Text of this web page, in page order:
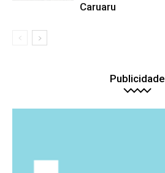
Caruaru
Publicidade